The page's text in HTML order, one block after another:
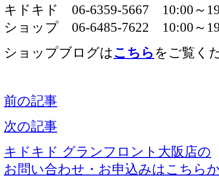
キドキド 06-6359-5667 10:00～
ショップ 06-6485-7622 10:00～
ショップブログは こちら をご覧く
前の記事
次の記事
キドキド グランフロント大阪店の
お問い合わせ・お申込みはこちら